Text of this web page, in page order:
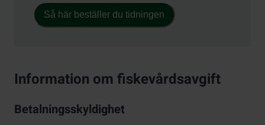
Så här beställer du tidningen
Information om fiskevårdsavgift
Betalningsskyldighet